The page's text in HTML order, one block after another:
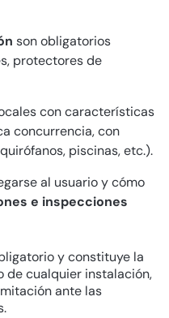
son obligatorios
protectores de
con características
concurrencia, con
piscinas, etc.).
al usuario y cómo
e inspecciones
y constituye la
de cualquier instalación,
ante las